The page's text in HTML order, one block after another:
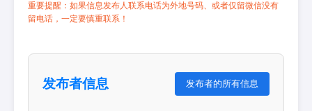
重要提醒：如果信息发布人联系电话为外地号码、或者仅留微信没有
留电话，一定要慎重联系！
发布者信息 发布者的所有信息